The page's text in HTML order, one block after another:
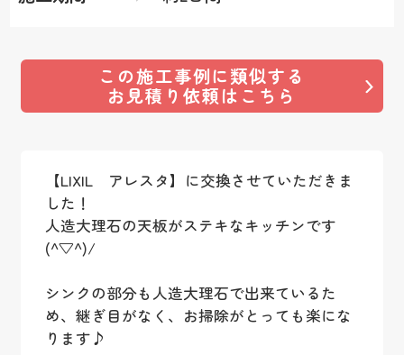
この施工事例に類似する
お見積り依頼はこちら
【LIXIL アレスタ】に交換させていただきま
した！
人造大理石の天板がステキなキッチンです
(^▽^)/
シンクの部分も人造大理石で出来ているた
め、継ぎ目がなく、お掃除がとっても楽にな
ります♪